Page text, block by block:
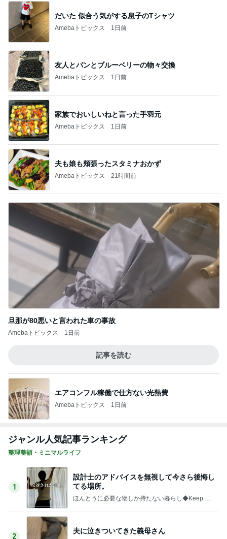
だいた 似合う気がする息子のTシャツ
Amebaトピックス 1日前
友人とパンとブルーベリーの物々交換
Amebaトピックス 1日前
家族でおいしいねと言った手羽元
Amebaトピックス 1日前
夫も娘も頬張ったスタミナおかず
Amebaトピックス 21時間前
旦那が80悪いと言われた車の事故
Amebaトピックス 1日前
記事を読む
エアコンフル稼働で仕方ない光熱費
Amebaトピックス 1日前
ジャンル人気記事ランキング
整理整頓・ミニマルライフ
1
設計士のアドバイスを無視して今さら後悔し
てる場所。
ほんとうに必要な物しか持たない暮らし◆Keep Lif
2
夫に泣きついてきた義母さん